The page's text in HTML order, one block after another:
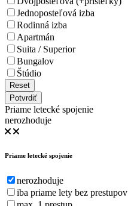
Jednoposteľová izba
Rodinná izba
Apartmán
Suita / Superior
Bungalov
Štúdio
Reset
Potvrdiť
Priame letecké spojenie
nerozhoduje
Priame letecké spojenie
nerozhoduje
iba priame lety bez prestupov